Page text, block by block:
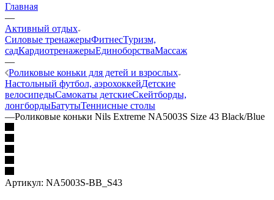
Главная
—
Активный отдых
Силовые тренажерыФитнесТуризм,
садКардиотренажерыЕдиноборстваМассаж
—
Роликовые коньки для детей и взрослых
Настольный футбол, аэрохоккейДетские
велосипедыСамокаты детскиеСкейтборды,
лонгбордыБатутыТеннисные столы
—Роликовые коньки Nils Extreme NA5003S Size 43 Black/Blue
Артикул: NA5003S-BB_S43